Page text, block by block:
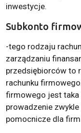
inwestycje.
Subkonto
-tego rodzaju
zarządzaniu
przedsiębiorców to
rachunku
firmowego jest taka
prowadzenie
pomocnicze dla